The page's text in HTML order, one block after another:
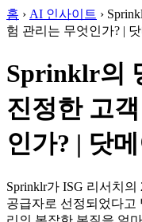
홈 › AI 인사이트 ›
험 관리는 무엇인가? |
Sprinklr의
진정한 고
인가? | 닷
Sprinklr가 ISG 리서치
공급자로 선정되었다고